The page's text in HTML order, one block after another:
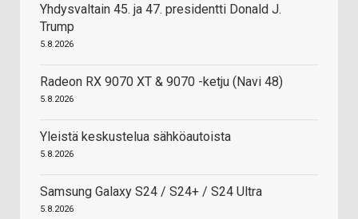
Yhdysvaltain 45. ja 47. presidentti Donald J.
Trump
5.8.2026
Radeon RX 9070 XT & 9070 -ketju (Navi 48)
5.8.2026
Yleistä keskustelua sähköautoista
5.8.2026
Samsung Galaxy S24 / S24+ / S24 Ultra
5.8.2026